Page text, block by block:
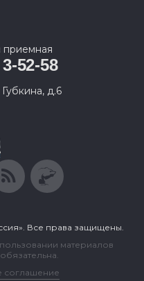
52-58
д.6
Все права защищены.
материалов
соглашение